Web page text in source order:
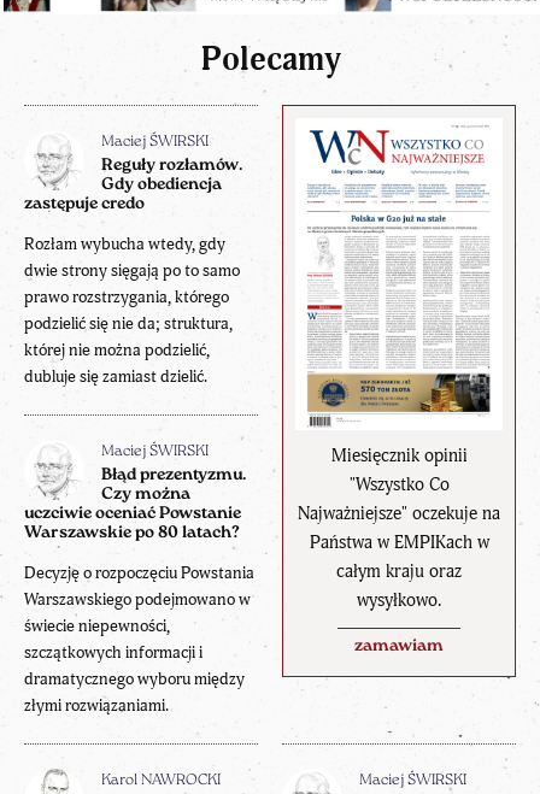
Polecamy
Miesięcznik opinii
"Wszystko Co
Najważniejsze" oczekuje na
Państwa w EMPIKach w
całym kraju oraz
wysyłkowo.
zamawiam
Maciej ŚWIRSKI
Reguły rozłamów.
Gdy obediencja
zastępuje credo
Rozłam wybucha wtedy, gdy
dwie strony sięgają po to samo
prawo rozstrzygania, którego
podzielić się nie da; struktura,
której nie można podzielić,
dubluje się zamiast dzielić.
Maciej ŚWIRSKI
Błąd prezentyzmu.
Czy można
uczciwie oceniać Powstanie
Warszawskie po 80 latach?
Decyzję o rozpoczęciu Powstania
Warszawskiego podejmowano w
świecie niepewności,
szczątkowych informacji i
dramatycznego wyboru między
złymi rozwiązaniami.
Karol NAWROCKI Maciej ŚWIRSKI